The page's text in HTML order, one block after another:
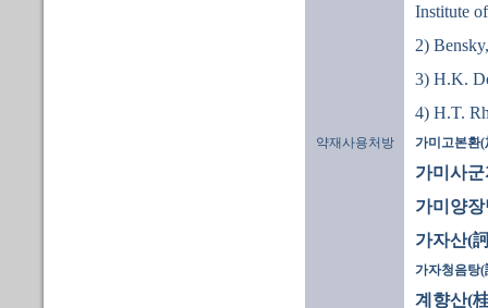
Institute
2)
3) H.K.
4) H.T.
약재사용처방 가미고본환
가미사
가미양
가자산(
가자청음탕
계향산(